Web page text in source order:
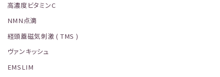
高濃度ビタミンC
NMN点滴
経頭蓋磁気刺激 ( TMS )
ヴァンキッシュ
EMSLIM